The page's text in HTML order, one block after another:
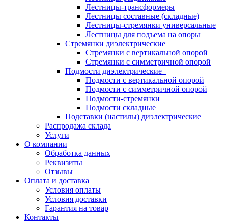
Лестницы-трансформеры
Лестницы составные (складные)
Лестницы-стремянки универсальные
Лестницы для подъема на опоры
Стремянки диэлектрические
Стремянки с вертикальной опорой
Стремянки с симметричной опорой
Подмости диэлектрические
Подмости с вертикальной опорой
Подмости с симметричной опорой
Подмости-стремянки
Подмости складные
Подставки (настилы) диэлектрические
Распродажа склада
Услуги
О компании
Обработка данных
Реквизиты
Отзывы
Оплата и доставка
Условия оплаты
Условия доставки
Гарантия на товар
Контакты